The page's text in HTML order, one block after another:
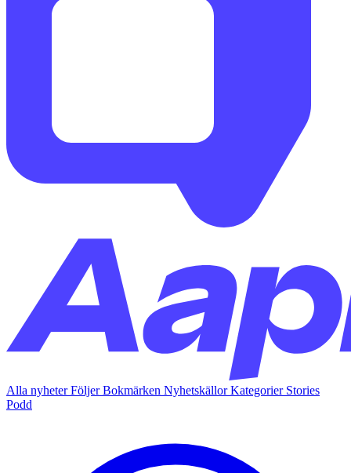
Alla nyheterFöljerBokmärken NyhetskällorKategorier Stories
Podd